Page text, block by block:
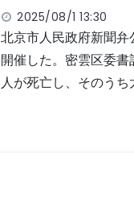
2025/08/1 13:30
北京市人民政府新聞
開催した。密雲区委
人が死亡し、そのう